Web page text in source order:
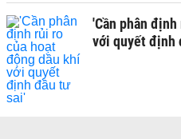
'Cần phân
với quyết định